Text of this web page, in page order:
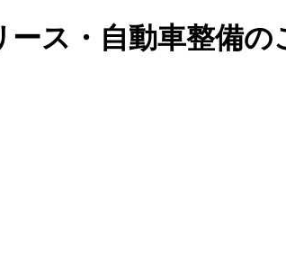
ス・自動車整備